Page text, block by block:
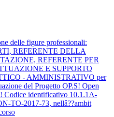
delle figure professionali:
REFERENTE DELLA
REFERENTE PER
E SUPPORTO
- AMMINISTRATIVO per
del Progetto OP.S! Open
Codice identificativo 10.1.1A-
TO-2017-73, nellâ??ambit